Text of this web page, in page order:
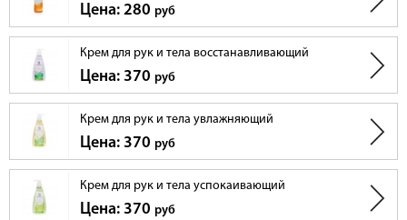
Цена: 280 руб
Крем для рук и тела восстанавливающий
Цена: 370 руб
Крем для рук и тела увлажняющий
Цена: 370 руб
Крем для рук и тела успокаивающий
Цена: 370 руб